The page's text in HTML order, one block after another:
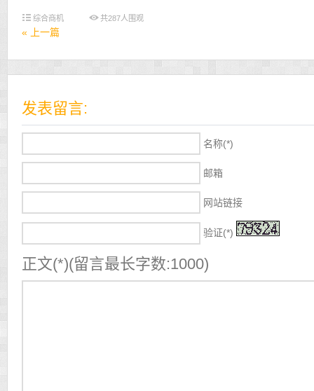
综合商机 共287人围观
« 上一篇
发表留言:
名称(*)
邮箱
网站链接
验证(*)
正文(*)(留言最长字数:1000)